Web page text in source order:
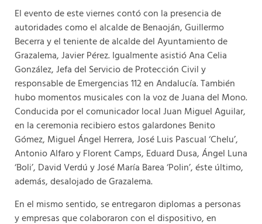
El evento de este viernes contó con la presencia de
autoridades como el alcalde de Benaoján, Guillermo
Becerra y el teniente de alcalde del Ayuntamiento de
Grazalema, Javier Pérez. Igualmente asistió Ana Celia
González, Jefa del Servicio de Protección Civil y
responsable de Emergencias 112 en Andalucía. También
hubo momentos musicales con la voz de Juana del Mono.
Conducida por el comunicador local Juan Miguel Aguilar,
en la ceremonia recibiero estos galardones Benito
Gómez, Miguel Ángel Herrera, José Luis Pascual ‘Chelu’,
Antonio Alfaro y Florent Camps, Eduard Dusa, Ángel Luna
‘Boli’, David Verdú y José María Barea ‘Polin’, éste último,
además, desalojado de Grazalema.
En el mismo sentido, se entregaron diplomas a personas
y empresas que colaboraron con el dispositivo, en